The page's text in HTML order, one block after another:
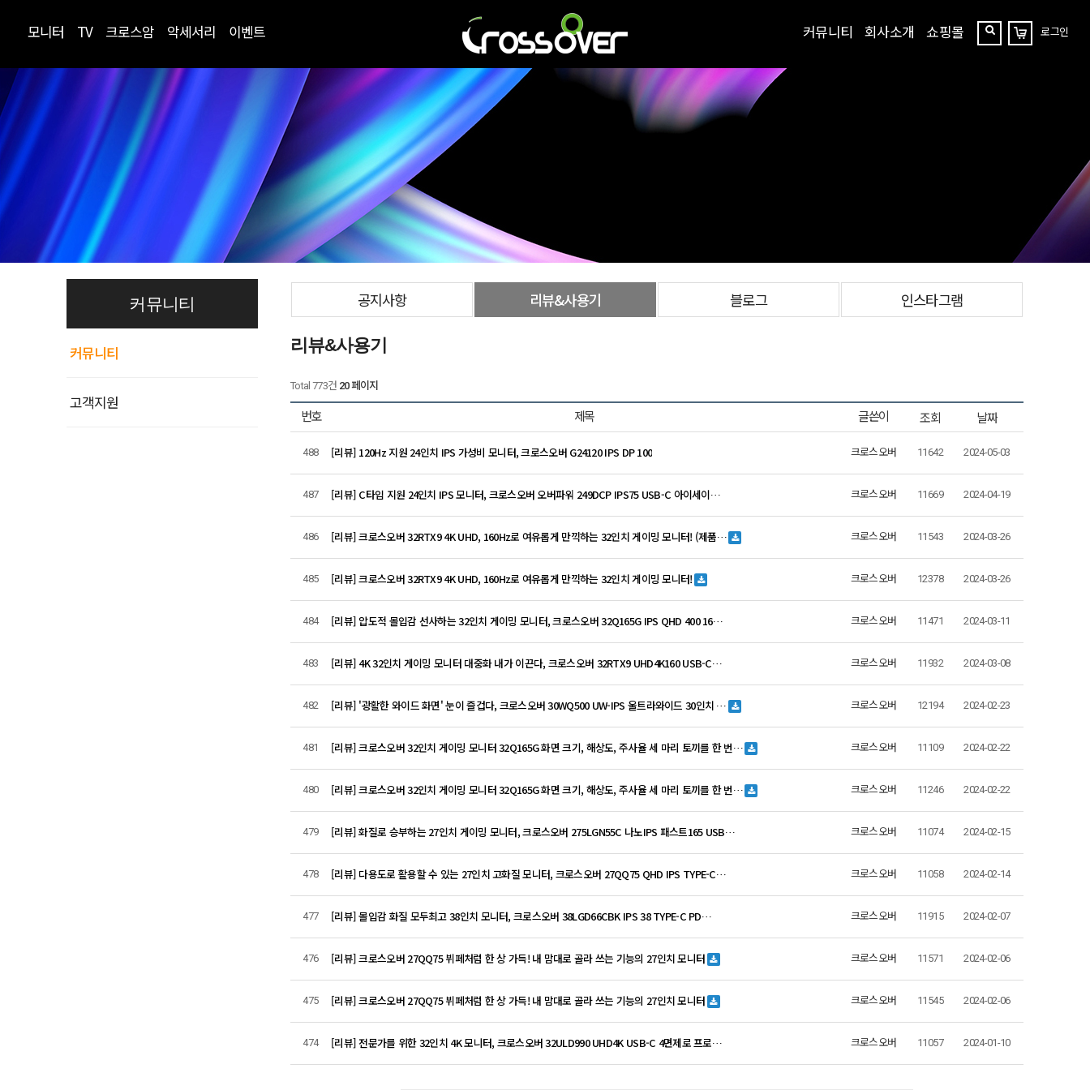
모니터 TV 크로스암 악세서리 이벤트 커뮤니티 회사소개 쇼핑몰
찾
장
바
로그인
커뮤니티
커뮤니티
고객지원
공지사항 리뷰&사용기 블로그 인스타그램
리뷰&사용기
Total 773건 20 페이지
번호 제목 글쓴이 조회 날짜
488 [리뷰] 120Hz 지원 24인치 IPS 가성비 모니터, 크로스오버 G24120 IPS DP 100 크로스오버 11642 2024-05-03
487 [리뷰] C타입 지원 24인치 IPS 모니터, 크로스오버 오버파워 249DCP IPS75 USB-C 아이세이… 크로스오버 11669 2024-04-19
486 [리뷰] 크로스오버 32RTX9 4K UHD, 160Hz로 여유롭게 만끽하는 32인치 게이밍 모니터! (제품… 크로스오버 11543 2024-03-26
485 [리뷰] 크로스오버 32RTX9 4K UHD, 160Hz로 여유롭게 만끽하는 32인치 게이밍 모니터! 크로스오버 12378 2024-03-26
484 [리뷰] 압도적 몰입감 선사하는 32인치 게이밍 모니터, 크로스오버 32Q165G IPS QHD 400 16… 크로스오버 11471 2024-03-11
483 [리뷰] 4K 32인치 게이밍 모니터 대중화 내가 이끈다, 크로스오버 32RTX9 UHD4K160 USB-C… 크로스오버 11932 2024-03-08
482 [리뷰] '광활한 와이드 화면' 눈이 즐겁다, 크로스오버 30WQ500 UW-IPS 울트라와이드 30인치 … 크로스오버 12194 2024-02-23
481 [리뷰] 크로스오버 32인치 게이밍 모니터 32Q165G 화면 크기, 해상도, 주사율 세 마리 토끼를 한 번… 크로스오버 11109 2024-02-22
480 [리뷰] 크로스오버 32인치 게이밍 모니터 32Q165G 화면 크기, 해상도, 주사율 세 마리 토끼를 한 번… 크로스오버 11246 2024-02-22
479 [리뷰] 화질로 승부하는 27인치 게이밍 모니터, 크로스오버 275LGN55C 나노IPS 패스트165 USB… 크로스오버 11074 2024-02-15
478 [리뷰] 다용도로 활용할 수 있는 27인치 고화질 모니터, 크로스오버 27QQ75 QHD IPS TYPE-C… 크로스오버 11058 2024-02-14
477 [리뷰] 몰입감 화질 모두최고 38인치 모니터, 크로스오버 38LGD66CBK IPS 38 TYPE-C PD… 크로스오버 11915 2024-02-07
476 [리뷰] 크로스오버 27QQ75 뷔페처럼 한 상 가득! 내 맘대로 골라 쓰는 기능의 27인치 모니터 크로스오버 11571 2024-02-06
475 [리뷰] 크로스오버 27QQ75 뷔페처럼 한 상 가득! 내 맘대로 골라 쓰는 기능의 27인치 모니터 크로스오버 11545 2024-02-06
474 [리뷰] 전문가를 위한 32인치 4K 모니터, 크로스오버 32ULD990 UHD4K USB-C 4면제로 프로… 크로스오버 11057 2024-01-10